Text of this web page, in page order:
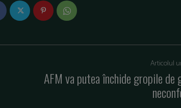
Articolul
AFM va putea închide gropile de